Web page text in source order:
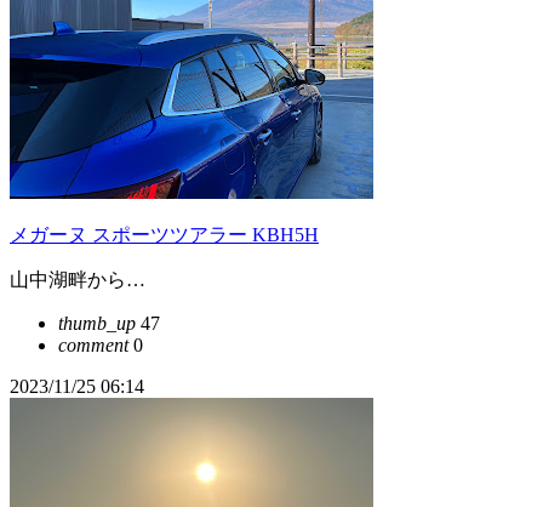
メガーヌ スポーツツアラー KBH5H
山中湖畔から…
thumb_up 47
comment0
2023/11/25 06:14